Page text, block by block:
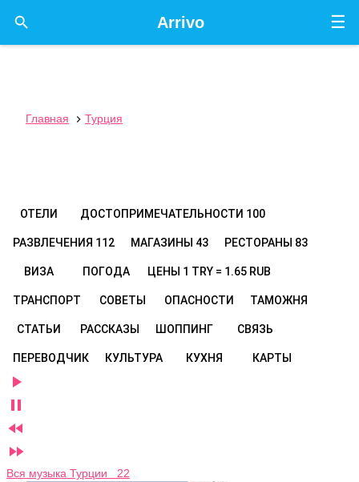
☰
Arrivo

Главная  Турция
ОТЕЛИ ДОСТОПРИМЕЧАТЕЛЬНОСТИ 100
РАЗВЛЕЧЕНИЯ 112 МАГАЗИНЫ 43 РЕСТОРАНЫ 83
ВИЗА ПОГОДА ЦЕНЫ 1 TRY = 1.65 RUB
ТРАНСПОРТ СОВЕТЫ ОПАСНОСТИ ТАМОЖНЯ
СТАТЬИ РАССКАЗЫ ШОППИНГ СВЯЗЬ
ПЕРЕВОДЧИК КУЛЬТУРА КУХНЯ КАРТЫ




Вся музыка Турции 22